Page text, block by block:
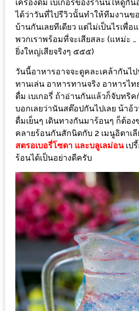
เด็ด
สำหรับ
คุณ
แม่
ที่รัก
2560
สบาย
ใจ๋…
สไตล์
นิมมาน
คอน
โด
นิม)
เชียงใหม่
ส่วนลด
พิเศษ
ร้าน
อาหาร
ใน
เครื่องดื่ม เบเกอรี่ของร้านนี้ให้ดูกัน
ได้ว่าวันที่ไปรีวิวนั้นทำให้ทีมงานข
บ้านกันเลยทีเดียว แต่ไม่เป็นไรเพื่
พวกเราพร้อมที่จะเสียสละ (แหม่ะ …
ยิ่งใหญ่เสียจริงๆ ๕๕๕)
วันนี้อาหารอาจจะดูคละเคล้ากันไ
ทานเล่น อาหารทานจริง อาหารไท
ดื่ม เบเกอรี่ ถ้าอ่านกันแล้วก็จับทริ
บอกเลยว่านันสต๊อปกันไปเลย น้าอ้
ดื่มเย็นๆ เดินทางกันมาร้อนๆ ก็ต้อ
คลายร้อนกันสักนิดกับ 2 เมนูอิตาเ
สตรอเบอรี่โซดา และบลูเลม่อน เป
ร้อนได้เป็นอย่างดีครับ